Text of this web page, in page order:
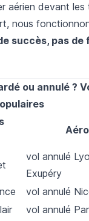
aérien devant les
nous
succès, pas de
ou annulé ?
vol annulé
Exupéry
vol annulé
vol annulé